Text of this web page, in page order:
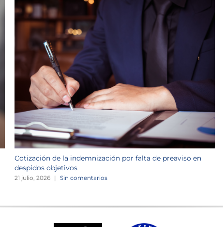
Cotización de la indemnización por falta de preaviso en
despidos objetivos
21 julio, 2026 | Sin comentarios